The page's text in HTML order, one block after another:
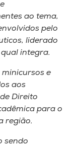
ao tema,
pelo
liderado
integra.
e
aos
Direito
para o
região.
sendo